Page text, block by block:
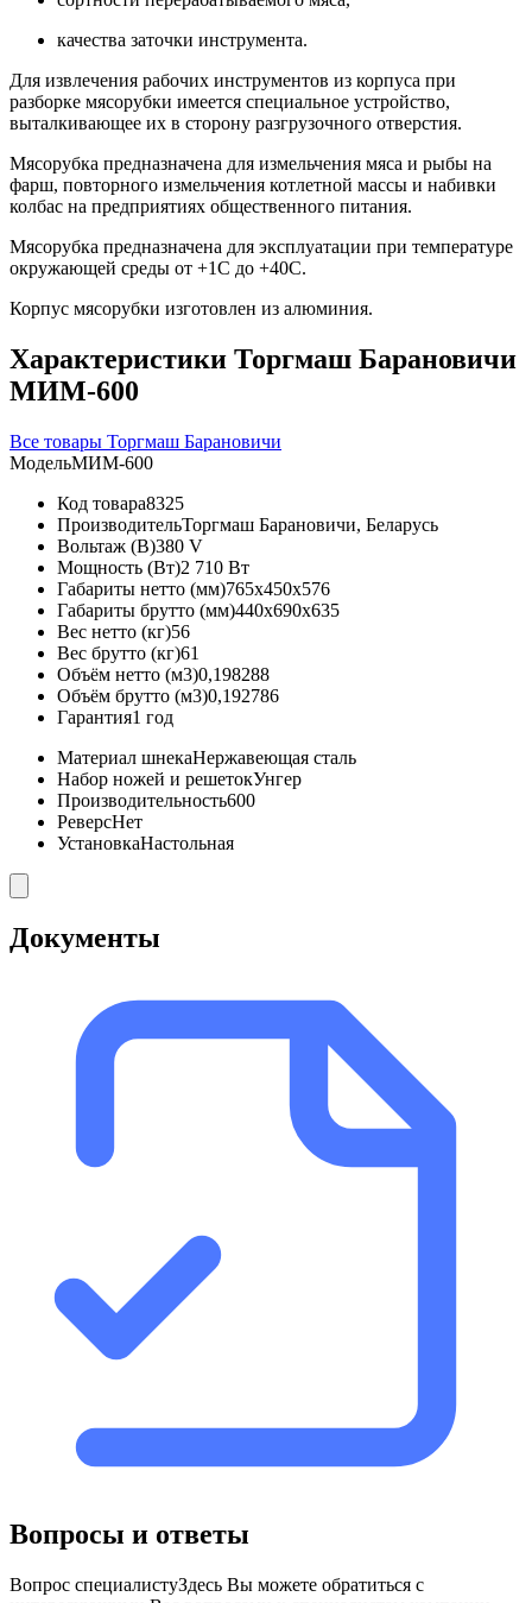
качества заточки инструмента.
Для извлечения рабочих инструментов из корпуса при
разборке мясорубки имеется специальное устройство,
выталкивающее их в сторону разгрузочного отверстия.
Мясорубка предназначена для измельчения мяса и рыбы на
фарш, повторного измельчения котлетной массы и набивки
колбас на предприятиях общественного питания.
Мясорубка предназначена для эксплуатации при температуре
окружающей среды от +1С до +40С.
Корпус мясорубки изготовлен из алюминия.
Характеристики Торгмаш Барановичи
МИМ-600
Все товары Торгмаш Барановичи
МодельМИМ-600
Код товара8325
ПроизводительТоргмаш Барановичи, Беларусь
Вольтаж (В)380 V
Мощность (Вт)2 710 Вт
Габариты нетто (мм)765x450x576
Габариты брутто (мм)440x690x635
Вес нетто (кг)56
Вес брутто (кг)61
Объём нетто (м3)0,198288
Объём брутто (м3)0,192786
Гарантия1 год
Материал шнекаНержавеющая сталь
Набор ножей и решетокУнгер
Производительность600
РеверсНет
УстановкаНастольная
Документы
Вопросы и ответы
Вопрос специалистуЗдесь Вы можете обратиться с